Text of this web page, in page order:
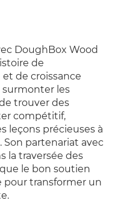
DoughBox Wood
de
de croissance
surmonter les
trouver des
compétitif,
leçons précieuses à
partenariat avec
la traversée des
le bon soutien
pour transformer un